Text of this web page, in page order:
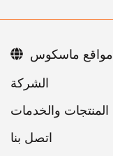
اتصل بنا
مواقع ماسكوس